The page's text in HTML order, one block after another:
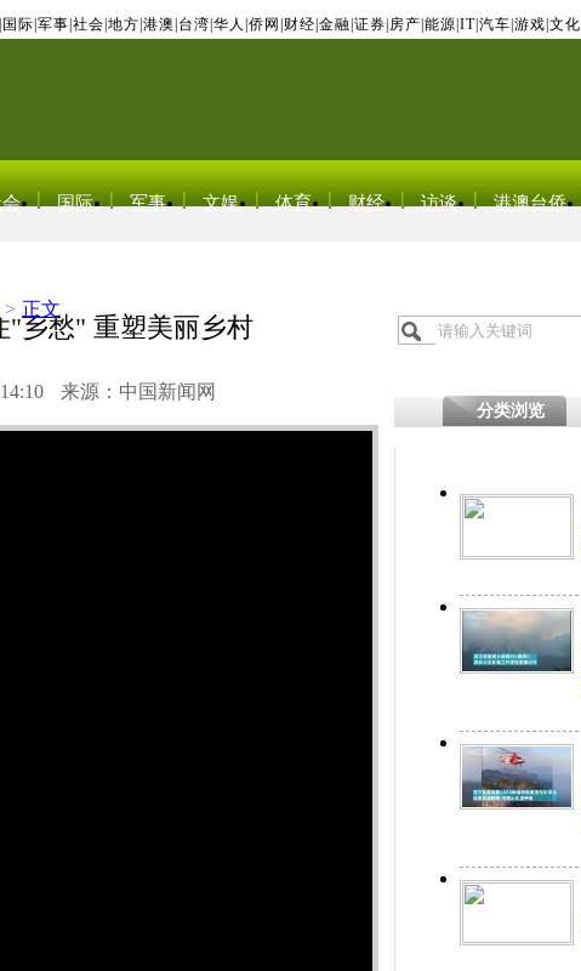
国际 军事 社会 地方 港澳 台湾 华人 侨网 财经 金融 证券 房产 能源 IT| 汽车 游戏 文化
国际 军事 文娱 体育 财经 访谈 港澳台侨
> 正文
"乡愁" 重塑美丽乡村
来源：中国新闻网
分类浏览